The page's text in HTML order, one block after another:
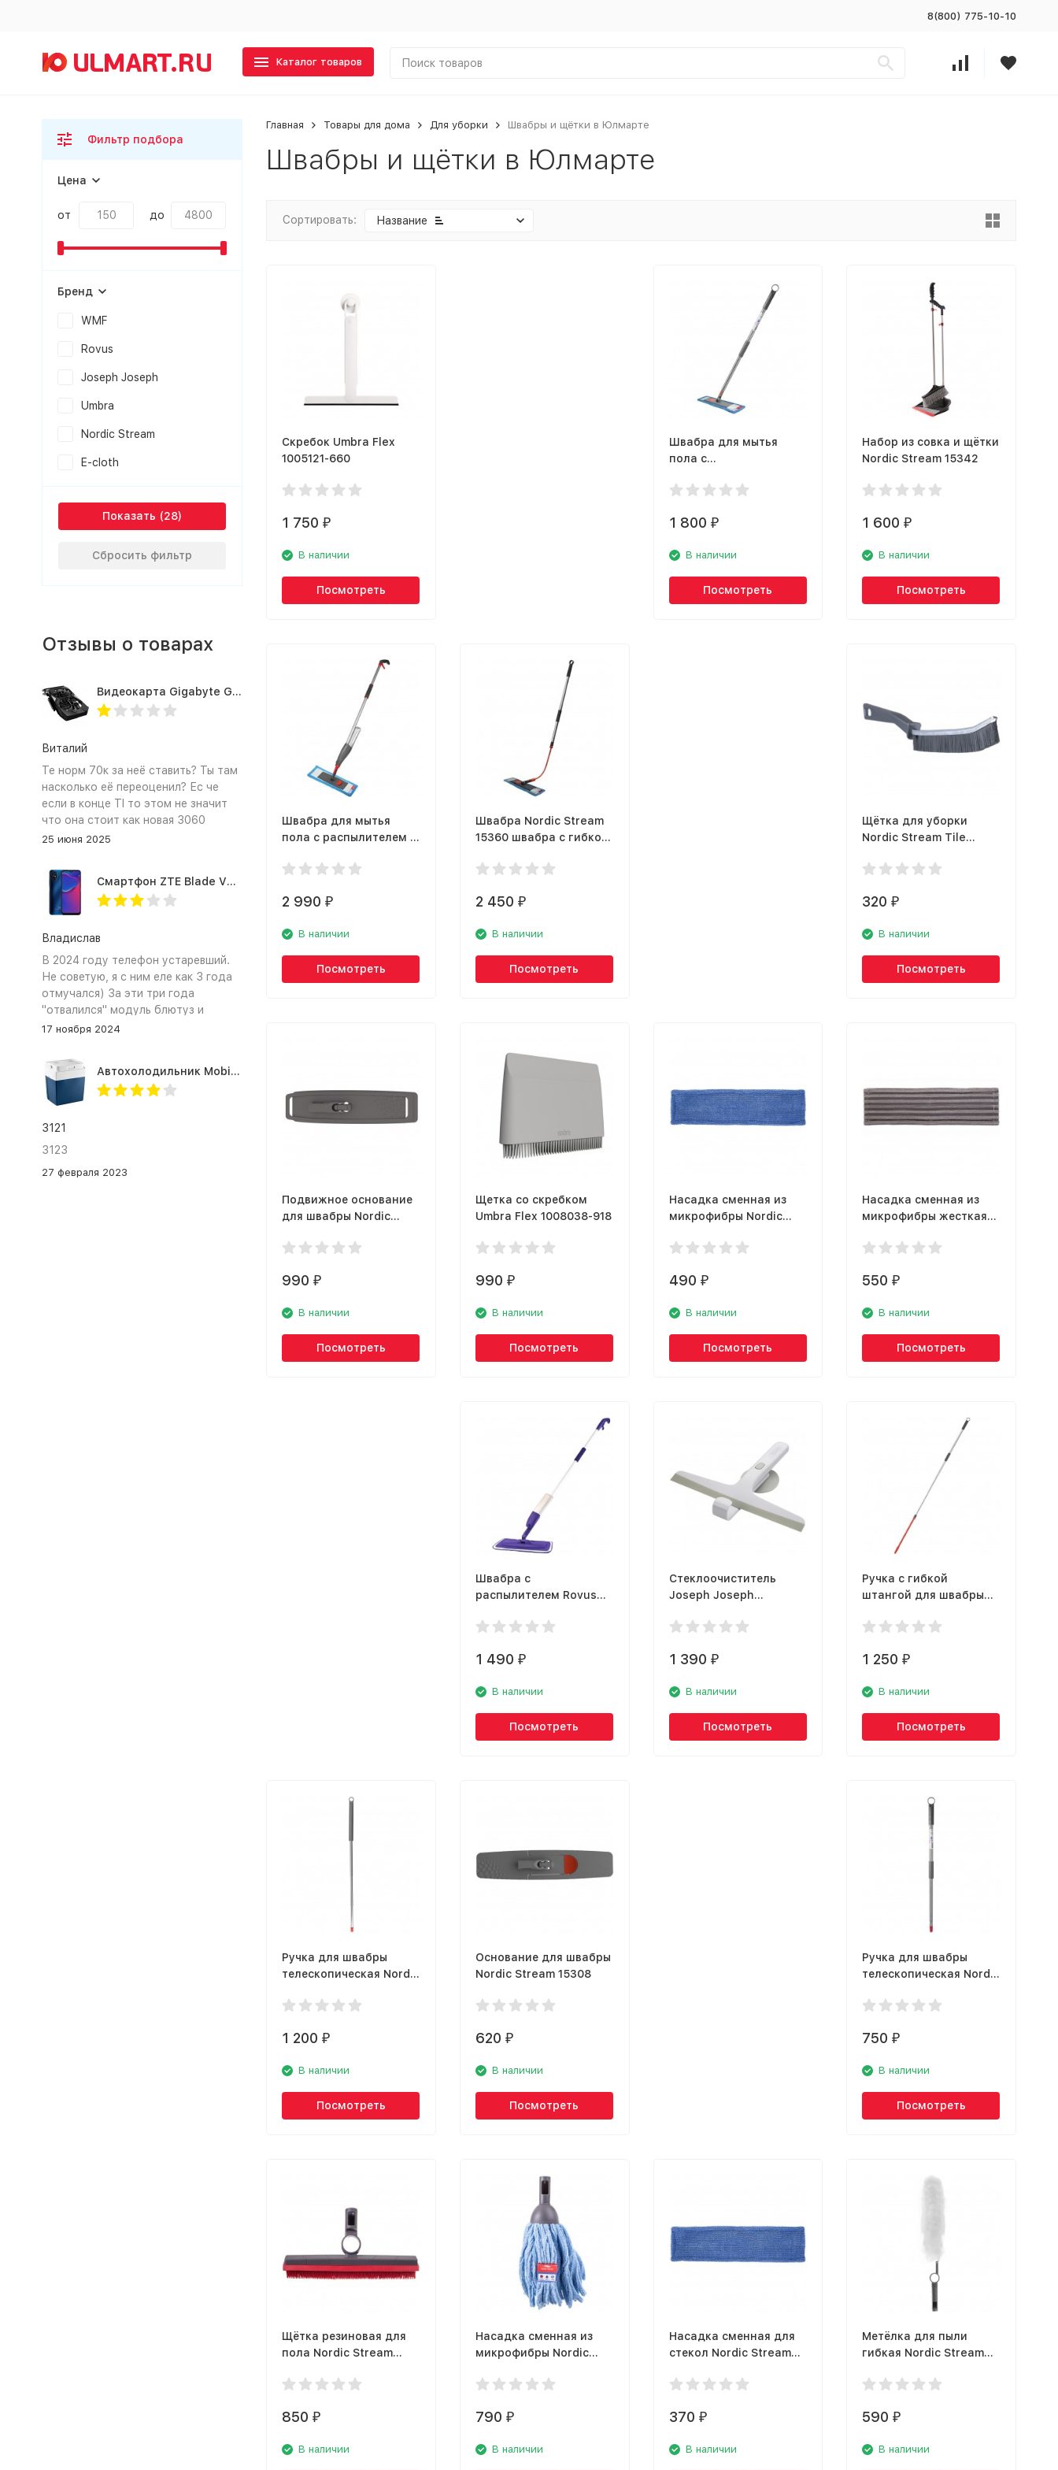
8(800) 775-10-10
Каталог товаров
Главная Товары для дома Для уборки Швабры и щётки в Юлмарте
Швабры и щётки в Юлмарте
Сортировать: Название
Скребок Umbra Flex
1005121-660
1 750 ₽
В наличии
Посмотреть
Швабра для мытья
пола с
ручкой Nordic Stream
1 800 ₽
В наличии
Посмотреть
Набор из совка и щётки
Nordic Stream 15342
1 600₽
В наличии
Посмотреть
Швабра для мытья
пола с распылителем и
ручкой Nordic Stream
2 990 ₽
В наличии
Посмотреть
Швабра Nordic Stream
15360 швабра с гибкой
2 450 ₽
В наличии
Посмотреть
Щётка для уборки
Nordic Stream Tile
320₽
В наличии
Посмотреть
Подвижное основание
для швабры Nordic
15365
990 ₽
В наличии
Посмотреть
Щетка со скребком
Umbra Flex 1008038-918
990 ₽
В наличии
Посмотреть
Насадка сменная из
микрофибры Nordic
15366
490 ₽
В наличии
Посмотреть
Насадка сменная из
микрофибры жесткая
550₽
В наличии
Посмотреть
Швабра с
распылителем Rovus
1 490 ₽
В наличии
Посмотреть
Стеклоочиститель
Joseph Joseph
1 390 ₽
В наличии
Посмотреть
Ручка с гибкой
штангой для швабры
1 250₽
В наличии
Посмотреть
Ручка для швабры
телескопическая Nordic
1 200 ₽
В наличии
Посмотреть
Основание для швабры
Nordic Stream 15308
620 ₽
В наличии
Посмотреть
Ручка для швабры
телескопическая Nordic
750₽
В наличии
Посмотреть
Щётка резиновая для
пола Nordic Stream
850 ₽
В наличии
Насадка сменная из
микрофибры Nordic
790 ₽
В наличии
Насадка сменная для
стекол Nordic Stream
370 ₽
В наличии
Метёлка для пыли
гибкая Nordic Stream
590₽
В наличии
Фильтр подбора
Цена
от до
Бренд
WMF
Rovus
Joseph Joseph
Umbra
Nordic Stream
E-cloth
Показать
Сбросить фильтр
Отзывы о товарах
Видеокарта Gigabyte GTX1660TI 6GB (GV-N166TOC-6GD 1.0A)
Виталий
Те норм 70к за неё ставить? Ты там
насколько её переоценил? Ес че
если в конце TI то этом не значит
что она стоит как новая 3060
25 июня 2025
Смартфон ZTE Blade V2020 Smart 64 Гб синий
Владислав
В 2024 году телефон устаревший.
Не советую, я с ним еле как 3 года
отмучался) За эти три года
"отвалился" модуль блютуз и
сканер отпечатка пальца
17 ноября 2024
Автохолодильник Mobicool MV26 AC/DC
3121
3123
27 февраля 2023